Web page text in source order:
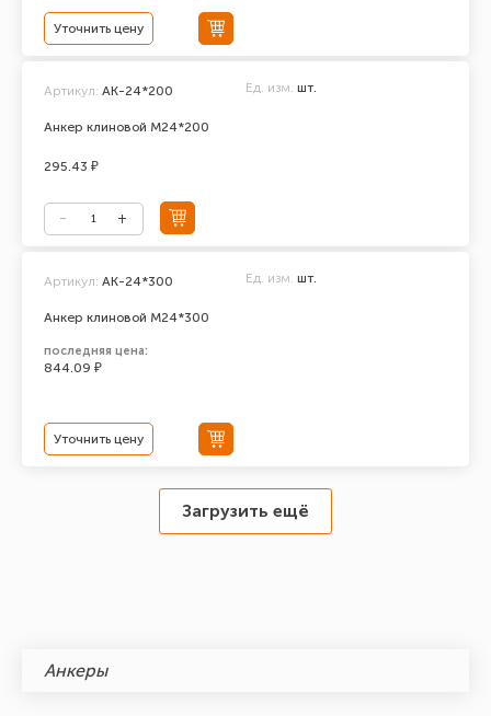
Уточнить цену
Анкер клиновой М24*200
Артикул: АК-24*200 Ед. изм. шт.
295.43 ₽
Анкер клиновой М24*300
Артикул: АК-24*300 Ед. изм. шт.
последняя цена:
844.09 ₽
Уточнить цену
Загрузить ещё
Анкеры